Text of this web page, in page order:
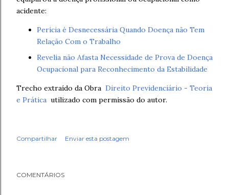
acidente:
Perícia é Desnecessária Quando Doença não Tem
Relação Com o Trabalho
Revelia não Afasta Necessidade de Prova de Doença
Ocupacional para Reconhecimento da Estabilidade
Trecho extraído da Obra Direito Previdenciário - Teoria
e Prática utilizado com permissão do autor.
Compartilhar Enviar esta postagem
COMENTÁRIOS